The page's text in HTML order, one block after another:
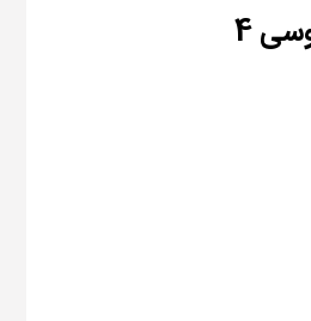
نام کتاب : مدرسه جاسوسی 4